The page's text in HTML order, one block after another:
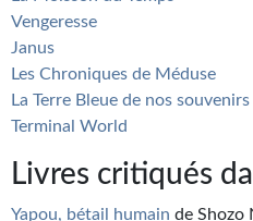
Vengeresse
Janus
Les Chroniques de Méduse
La Terre Bleue de nos souvenirs
Terminal World
Livres critiqués
Yapou, bétail humain de Shozo